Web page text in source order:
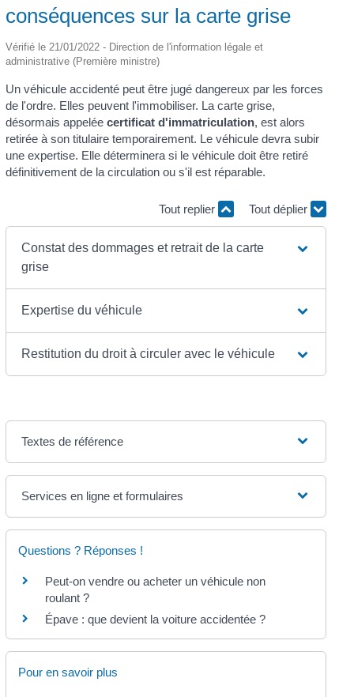
conséquences sur la carte grise
Vérifié le 21/01/2022 - Direction de l'information légale et
administrative (Première ministre)
Un véhicule accidenté peut être jugé dangereux par les forces
de l'ordre. Elles peuvent l'immobiliser. La carte grise,
désormais appeléecertificat d'immatriculation, est alors
retirée à son titulaire temporairement. Le véhicule devra subir
une expertise. Elle déterminera si le véhicule doit être retiré
définitivement de la circulation ou s'il est réparable.
Tout replier Tout déplier
Constat des dommages et retrait de la carte
grise
Expertise du véhicule
Restitution du droit à circuler avec le véhicule
Textes de référence
Services en ligne et formulaires
Questions ? Réponses !
Peut-on vendre ou acheter un véhicule non
roulant ?
Épave : que devient la voiture accidentée ?
Pour en savoir plus